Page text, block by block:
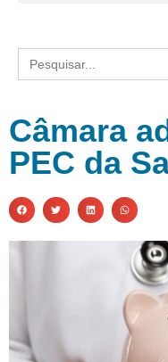
Search
for:
Câmara
PEC da